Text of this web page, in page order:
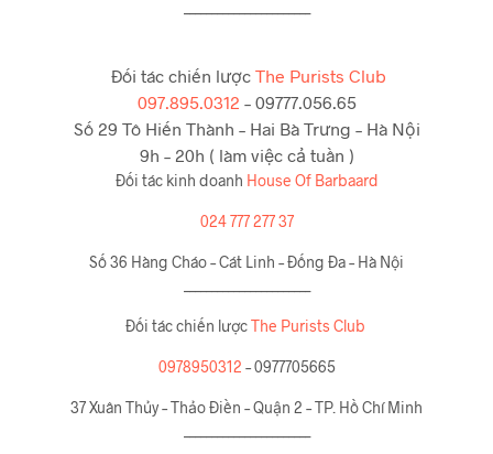
Đối tác chiến lược The Purists Club
097.895.0312 – 09777.056.65
Số 29 Tô Hiến Thành – Hai Bà Trưng – Hà Nội
9h – 20h ( làm việc cả tuần )
Đối tác kinh doanh House Of Barbaard
024 777 277 37
Số 36 Hàng Cháo – Cát Linh – Đống Đa – Hà Nội
Đối tác chiến lượcThe Purists Club
0978950312 – 0977705665
37 Xuân Thủy – Thảo Điền – Quận 2 – TP. Hồ Chí Minh